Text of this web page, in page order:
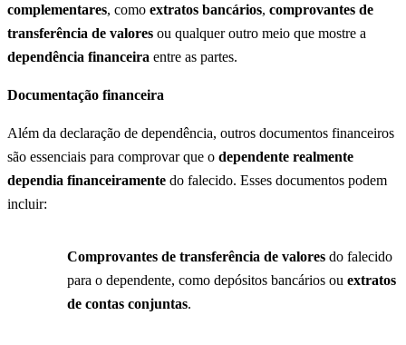
complementares, como extratos bancários, comprovantes de
transferência de valores ou qualquer outro meio que mostre a
dependência financeira entre as partes.
Documentação financeira
Além da declaração de dependência, outros documentos financeiros
são essenciais para comprovar que o dependente realmente
dependia financeiramente do falecido. Esses documentos podem
incluir:
Comprovantes de transferência de valores do falecido
para o dependente, como depósitos bancários ou extratos
de contas conjuntas.